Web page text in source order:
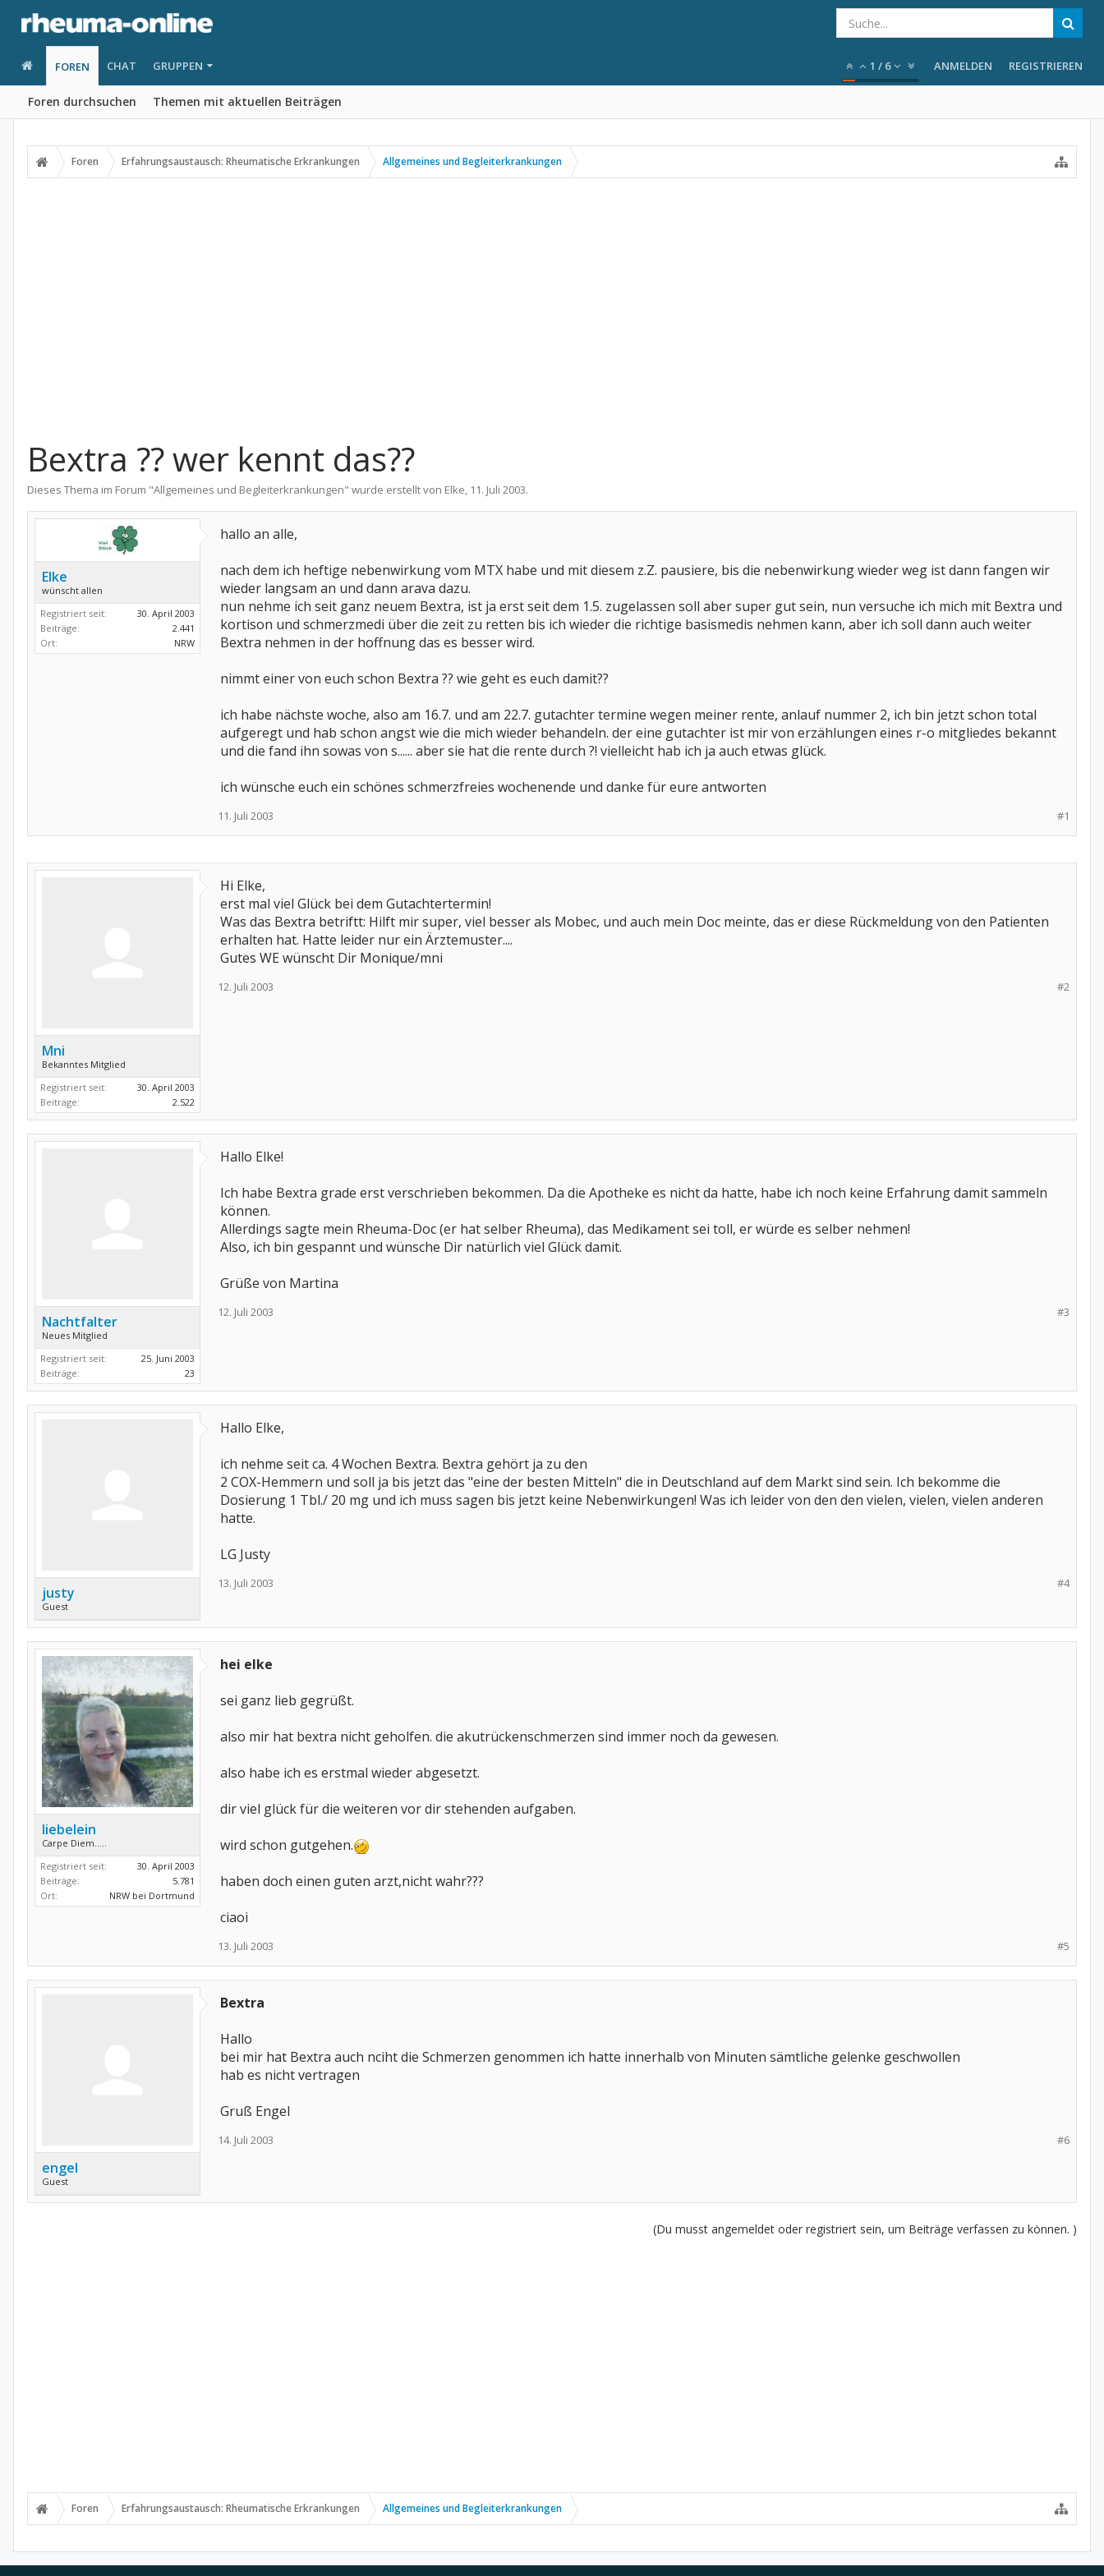
FOREN
Foren durchsuchen Themen mit aktuellen Beiträgen
CHAT GRUPPEN 1 / 6 ANMELDEN REGISTRIEREN
Foren Erfahrungsaustausch: Rheumatische Erkrankungen Allgemeines und Begleiterkrankungen
Bextra ?? wer kennt das??
Dieses Thema im Forum "Allgemeines und Begleiterkrankungen" wurde erstellt von Elke, 11. Juli 2003.
Elke
wünscht allen
Registriert seit:
30. April 2003
Beiträge:
2.441
Ort:
NRW
hallo an alle,
nach dem ich heftige nebenwirkung vom MTX habe und mit diesem z.Z. pausiere, bis die nebenwirkung wieder weg ist dann fangen wir
wieder langsam an und dann arava dazu.
nun nehme ich seit ganz neuem Bextra, ist ja erst seit dem 1.5. zugelassen soll aber super gut sein, nun versuche ich mich mit Bextra und
kortison und schmerzmedi über die zeit zu retten bis ich wieder die richtige basismedis nehmen kann, aber ich soll dann auch weiter
Bextra nehmen in der hoffnung das es besser wird.
nimmt einer von euch schon Bextra ?? wie geht es euch damit??
ich habe nächste woche, also am 16.7. und am 22.7. gutachter termine wegen meiner rente, anlauf nummer 2, ich bin jetzt schon total
aufgeregt und hab schon angst wie die mich wieder behandeln. der eine gutachter ist mir von erzählungen eines r-o mitgliedes bekannt
und die fand ihn sowas von s...... aber sie hat die rente durch ?! vielleicht hab ich ja auch etwas glück.
ich wünsche euch ein schönes schmerzfreies wochenende und danke für eure antworten
#1
11. Juli 2003
Mni
Bekanntes Mitglied
Registriert seit:
30. April 2003
Beiträge:
2.522
Hi Elke,
erst mal viel Glück bei dem Gutachtertermin!
Was das Bextra betriftt: Hilft mir super, viel besser als Mobec, und auch mein Doc meinte, das er diese Rückmeldung von den Patienten
erhalten hat. Hatte leider nur ein Ärztemuster....
Gutes WE wünscht Dir Monique/mni
#2
12. Juli 2003
Nachtfalter
Neues Mitglied
Registriert seit:
25. Juni 2003
Beiträge:
23
Hallo Elke!
Ich habe Bextra grade erst verschrieben bekommen. Da die Apotheke es nicht da hatte, habe ich noch keine Erfahrung damit sammeln
können.
Allerdings sagte mein Rheuma-Doc (er hat selber Rheuma), das Medikament sei toll, er würde es selber nehmen!
Also, ich bin gespannt und wünsche Dir natürlich viel Glück damit.
Grüße von Martina
#3
12. Juli 2003
justy
Guest
Hallo Elke,
ich nehme seit ca. 4 Wochen Bextra. Bextra gehört ja zu den
2 COX-Hemmern und soll ja bis jetzt das "eine der besten Mitteln" die in Deutschland auf dem Markt sind sein. Ich bekomme die
Dosierung 1 Tbl./ 20 mg und ich muss sagen bis jetzt keine Nebenwirkungen! Was ich leider von den den vielen, vielen, vielen anderen
hatte.
LG Justy
#4
13. Juli 2003
liebelein
Carpe Diem.....
Registriert seit:
30. April 2003
Beiträge:
5.781
Ort:
NRW bei Dortmund
hei elke
sei ganz lieb gegrüßt.
also mir hat bextra nicht geholfen. die akutrückenschmerzen sind immer noch da gewesen.
also habe ich es erstmal wieder abgesetzt.
dir viel glück für die weiteren vor dir stehenden aufgaben.
wird schon gutgehen.
haben doch einen guten arzt,nicht wahr???
ciaoi
#5
13. Juli 2003
engel
Guest
Bextra
Hallo
bei mir hat Bextra auch nciht die Schmerzen genommen ich hatte innerhalb von Minuten sämtliche gelenke geschwollen
hab es nicht vertragen
Gruß Engel
#6
14. Juli 2003
(Du musst angemeldet oder registriert sein, um Beiträge verfassen zu können. )
Foren Erfahrungsaustausch: Rheumatische Erkrankungen Allgemeines und Begleiterkrankungen